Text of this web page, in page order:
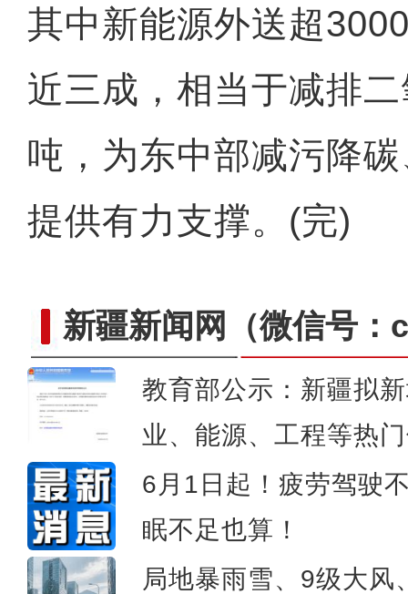
其中新能源外送超
近三成，相当于减排
吨，为东中部减污降
提供有力支撑。(完)
新疆新闻网 （微信号
教育部公示：新疆拟
业、能源、工程等热
6月1日起！疲劳驾驶
眠不足也算！
局地暴雨雪、9级大风
第二届中国新疆民间艺术季